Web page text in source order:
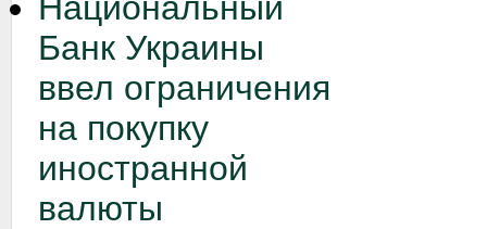
Банк Украины
ввел ограничения
на покупку
иностранной
валюты